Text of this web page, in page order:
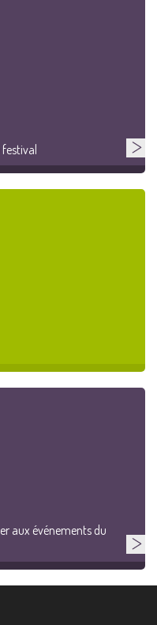
aux événements du